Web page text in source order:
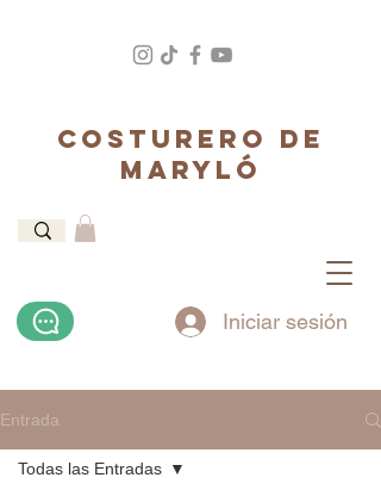
COSTURERO DE
MARYLÓ
Iniciar sesión
Entrada
Todas las Entradas